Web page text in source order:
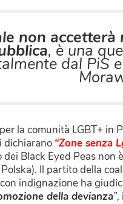
non
, è una
dal PiS
la comunità LGBT+ in
dichiarano “Zone senza
Black Eyed Peas
Il partito della
indignazione ha
della devianza”,